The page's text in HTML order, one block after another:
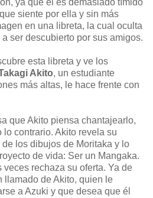
siente por ella y sin más
en una libreta, la cual oculta
ser descubierto por sus amigos.
esta libreta y ve los
Akito, un estudiante
más altas, le hace frente con
que Akito piensa chantajearlo,
lo contrario. Akito revela su
los dibujos de Moritaka y lo
de vida: Ser un Mangaka.
rechaza su oferta. Ya de
llamado de Akito, quien le
a Azuki y que desea que él